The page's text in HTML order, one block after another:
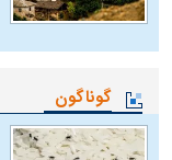
گوناگون